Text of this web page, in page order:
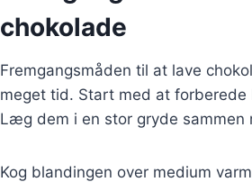
chokolade
Fremgangsmåden til at lave
meget tid. Start med at
Læg dem i en stor gryde sammen
Kog blandingen over medium